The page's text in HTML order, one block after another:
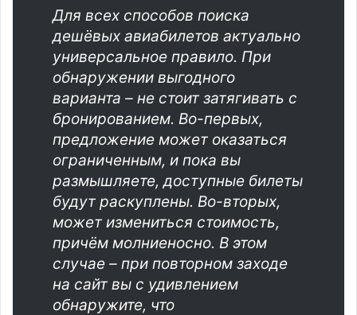
Для всех способов поиска
дешёвых авиабилетов актуально
универсальное правило. При
обнаружении выгодного
варианта – не стоит затягивать с
бронированием. Во-первых,
предложение может оказаться
ограниченным, и пока вы
размышляете, доступные билеты
будут раскуплены. Во-вторых,
может измениться стоимость,
причём молниеносно. В этом
случае – при повторном заходе
на сайт вы с удивлением
обнаружите, что